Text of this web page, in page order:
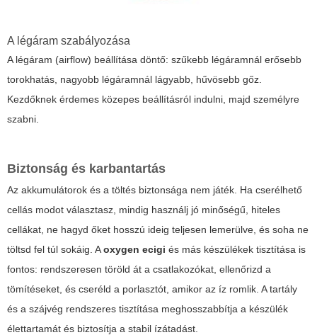
A légáram szabályozása
A légáram (airflow) beállítása döntő: szűkebb légáramnál erősebb
torokhatás, nagyobb légáramnál lágyabb, hűvösebb gőz.
Kezdőknek érdemes közepes beállításról indulni, majd személyre
szabni.
Biztonság és karbantartás
Az akkumulátorok és a töltés biztonsága nem játék. Ha cserélhető
cellás modot választasz, mindig használj jó minőségű, hiteles
cellákat, ne hagyd őket hosszú ideig teljesen lemerülve, és soha ne
töltsd fel túl sokáig. Aoxygen ecigi és más készülékek tisztítása is
fontos: rendszeresen töröld át a csatlakozókat, ellenőrizd a
tömítéseket, és cseréld a porlasztót, amikor az íz romlik. A tartály
és a szájvég rendszeres tisztítása meghosszabbítja a készülék
élettartamát és biztosítja a stabil ízátadást.